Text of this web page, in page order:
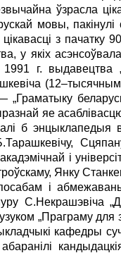
ўзрасла
мовы,
з пачатку
у якіх
г. выдавецтва
„Граматыку
яе
б энцыклапедыя
і
Янку
і
С.Некрашэвіча
„Праграму для
кафедры